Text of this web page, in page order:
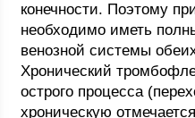
конечности. Поэтому
необходимо иметь
венозной системы
Хронический
острого процесса
хроническую